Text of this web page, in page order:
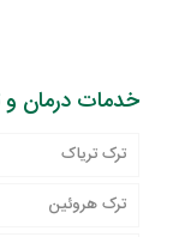
خدمات درمان و
ترک تریاک
ترک هروئین